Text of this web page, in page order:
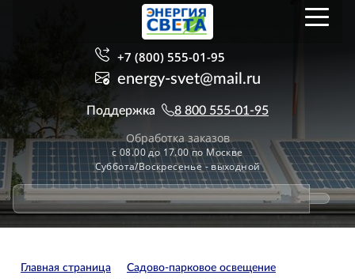
+7 (800) 555-01-95
energy-svet@mail.ru
Поддержка 8 800 555-01-95
Обработка заказов
с 08.00 до 17.00 по Москве
Суббота/Воскресенье - выходной
Главная страница
Садово-парковое освещение